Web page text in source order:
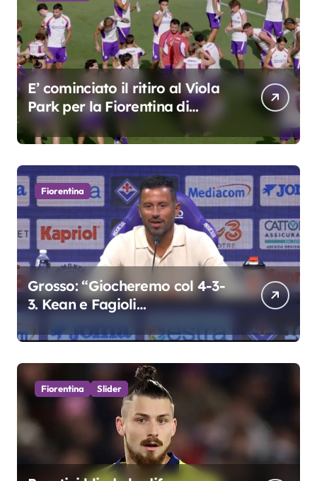
E’ cominciato il ritiro al Viola
Park per la Fiorentina di
Grosso
Fiorentina
Grosso: “Giocheremo col 4-3-
3. Kean e Fagioli
colpo”
Fiorentina Slider